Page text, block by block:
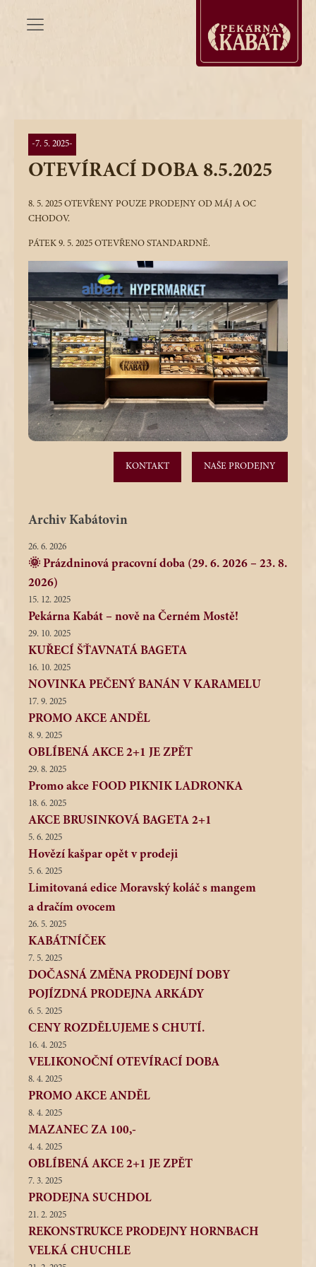
-7. 5. 2025-
OTEVÍRACÍ DOBA 8.5.2025
8. 5. 2025 OTEVŘENY POUZE PRODEJNY OD MÁJ A OC
CHODOV.
PÁTEK 9. 5. 2025 OTEVŘENO STANDARDNĚ.
KONTAKT NAŠE PRODEJNY
Archiv Kabátovin
26. 6. 2026
🌞 Prázdninová pracovní doba (29. 6. 2026 – 23. 8.
2026)
15. 12. 2025
Pekárna Kabát – nově na Černém Mostě!
29. 10. 2025
KUŘECÍ ŠŤAVNATÁ BAGETA
16. 10. 2025
NOVINKA PEČENÝ BANÁN V KARAMELU
17. 9. 2025
PROMO AKCE ANDĚL
8. 9. 2025
OBLÍBENÁ AKCE 2+1 JE ZPĚT
29. 8. 2025
Promo akce FOOD PIKNIK LADRONKA
18. 6. 2025
AKCE BRUSINKOVÁ BAGETA 2+1
5. 6. 2025
Hovězí kašpar opět v prodeji
5. 6. 2025
Limitovaná edice Moravský koláč s mangem
a dračím ovocem
26. 5. 2025
KABÁTNÍČEK
7. 5. 2025
DOČASNÁ ZMĚNA PRODEJNÍ DOBY
POJÍZDNÁ PRODEJNA ARKÁDY
6. 5. 2025
CENY ROZDĚLUJEME S CHUTÍ.
16. 4. 2025
VELIKONOČNÍ OTEVÍRACÍ DOBA
8. 4. 2025
PROMO AKCE ANDĚL
8. 4. 2025
MAZANEC ZA 100,-
4. 4. 2025
OBLÍBENÁ AKCE 2+1 JE ZPĚT
7. 3. 2025
PRODEJNA SUCHDOL
21. 2. 2025
REKONSTRUKCE PRODEJNY HORNBACH
VELKÁ CHUCHLE